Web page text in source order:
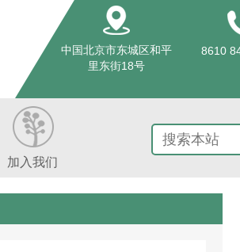
中国北京市东城区和平
里东街18号
8610
加入我们